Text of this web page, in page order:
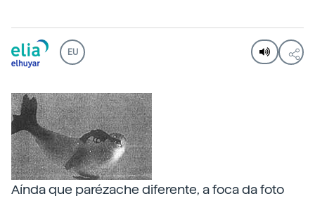
EU
Aínda que parézache diferente, a foca da foto